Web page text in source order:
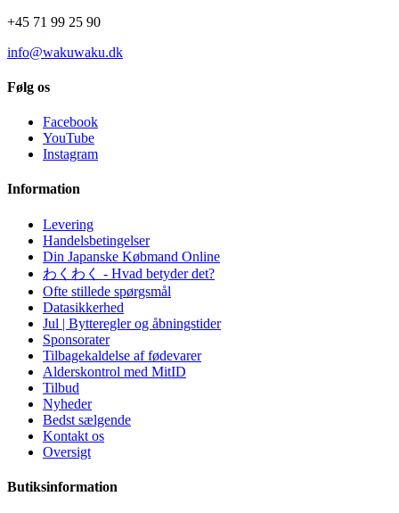
+45 71 99 25 90
info@wakuwaku.dk
Følg os
Facebook
YouTube
Instagram
Information
Levering
Handelsbetingelser
Din Japanske Købmand Online
わくわく - Hvad betyder det?
Ofte stillede spørgsmål
Datasikkerhed
Jul | Bytteregler og åbningstider
Sponsorater
Tilbagekaldelse af fødevarer
Alderskontrol med MitID
Tilbud
Nyheder
Bedst sælgende
Kontakt os
Oversigt
Butiksinformation